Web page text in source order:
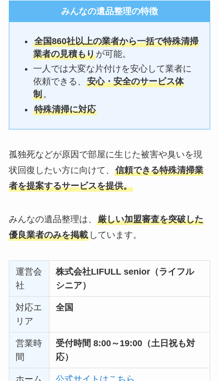
みんなの遺品整理の特徴
全国860社以上の業者から一括で特殊清掃
業者の見積もりが可能。
一人では大変な片付けを安心して業者に
依頼できる、安心・安全のサービス体
制。
特殊清掃に対応
孤独死などが原因で部屋に生じた被害や臭いを現
状回復したい方に向けて、 信頼できる特殊清掃業
者を提案するサービスを提供。
みんなの遺品整理は、 厳しい加盟審査を突破した
優良業者のみを掲載しています。
運営会
社
株式会社LIFULL senior（ライフル
シニア）
対応エ
リア
全国
営業時
間
受付時間 8:00～19:00（土日祝も対
応）